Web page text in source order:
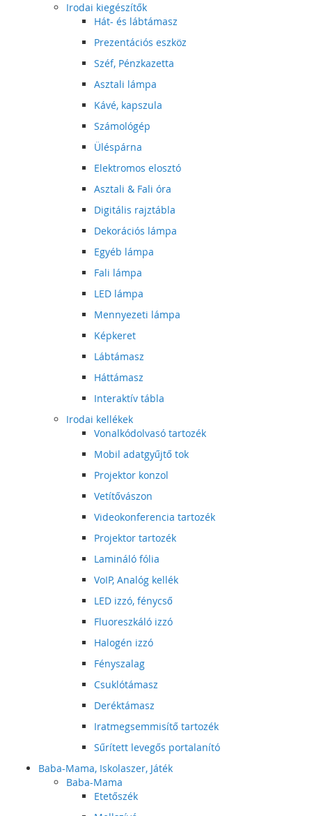
Irodai kiegészítők
Hát- és lábtámasz
Prezentációs eszköz
Széf, Pénzkazetta
Asztali lámpa
Kávé, kapszula
Számológép
Üléspárna
Elektromos elosztó
Asztali & Fali óra
Digitális rajztábla
Dekorációs lámpa
Egyéb lámpa
Fali lámpa
LED lámpa
Mennyezeti lámpa
Képkeret
Lábtámasz
Háttámasz
Interaktív tábla
Irodai kellékek
Vonalkódolvasó tartozék
Mobil adatgyűjtő tok
Projektor konzol
Vetítővászon
Videokonferencia tartozék
Projektor tartozék
Lamináló fólia
VoIP, Analóg kellék
LED izzó, fénycső
Fluoreszkáló izzó
Halogén izzó
Fényszalag
Csuklótámasz
Deréktámasz
Iratmegsemmisítő tartozék
Sűrített levegős portalanító
Baba-Mama, Iskolaszer, Játék
Baba-Mama
Etetőszék